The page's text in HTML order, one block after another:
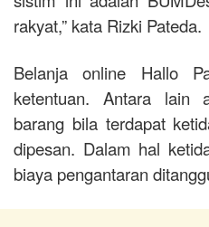
rakyat,” kata Rizki Pateda.
Belanja online Hallo
ketentuan. Antara lain
barang bila terdapat
dipesan. Dalam hal
biaya pengantaran